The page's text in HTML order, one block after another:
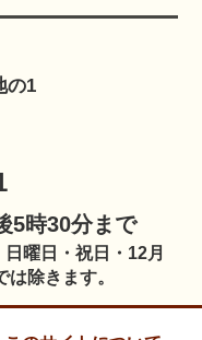
の1
5時30分まで
曜日・祝日・12月
除きます。